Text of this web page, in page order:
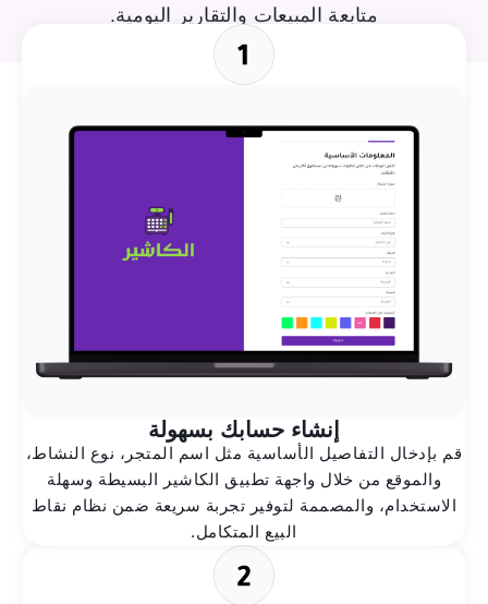
متابعة المبيعات والتقارير اليومية.
إنشاء حسابك بسهولة
قم بإدخال التفاصيل الأساسية مثل اسم المتجر، نوع النشاط،
والموقع من خلال واجهة تطبيق الكاشير البسيطة وسهلة
الاستخدام، والمصممة لتوفير تجربة سريعة ضمن نظام نقاط
البيع المتكامل.